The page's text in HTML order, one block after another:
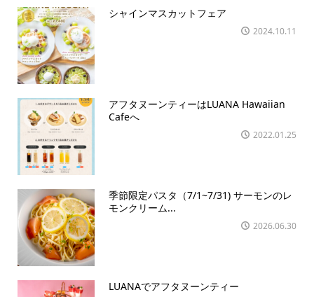
シャインマスカットフェア
2024.10.11
アフタヌーンティーはLUANA Hawaiian
Cafeへ
2022.01.25
季節限定パスタ（7/1~7/31) サーモンのレ
モンクリーム...
2026.06.30
LUANAでアフタヌーンティー